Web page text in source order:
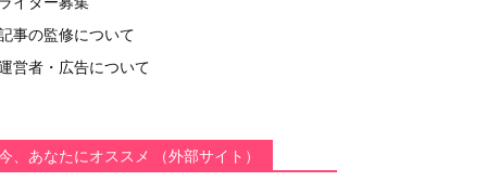
事の監修について
営者・広告について
、あなたにオススメ （外部サイト）